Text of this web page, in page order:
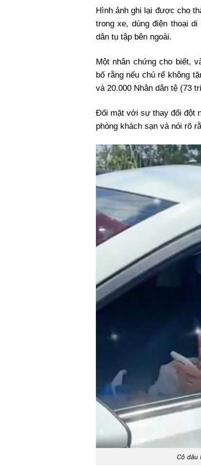
Xi nhan Trái Phải
Hình ảnh ghi lại được cho
trong xe, dùng điện thoại
dân tụ tập bên ngoài.
Một nhân chứng cho biết,
bố rằng nếu chú rể không
và 20.000 Nhân dân tệ (73
Đối mặt với sự thay đổi đột
phòng khách sạn và nói rõ
Cô dâu